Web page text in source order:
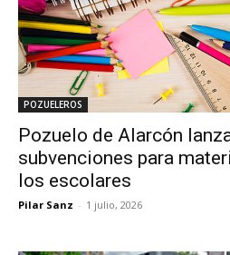
POZUELEROS
Pozuelo de Alarcón
subvenciones para
los escolares
Pilar Sanz - 1 julio, 2026